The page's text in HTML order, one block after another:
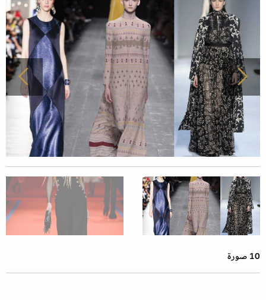
10 صورة